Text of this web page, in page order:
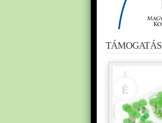
TÁMOGATÁS